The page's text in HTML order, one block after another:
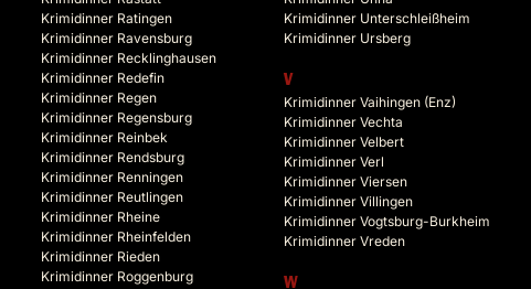
Krimidinner Ratingen
Krimidinner Ravensburg
Krimidinner Recklinghausen
Krimidinner Redefin
Krimidinner Regen
Krimidinner Regensburg
Krimidinner Reinbek
Krimidinner Rendsburg
Krimidinner Renningen
Krimidinner Reutlingen
Krimidinner Rheine
Krimidinner Rheinfelden
Krimidinner Rieden
Krimidinner Roggenburg
Krimidinner Unterschleißheim
Krimidinner Ursberg
V
Krimidinner Vaihingen (Enz)
Krimidinner Vechta
Krimidinner Velbert
Krimidinner Verl
Krimidinner Viersen
Krimidinner Villingen
Krimidinner Vogtsburg-Burkheim
Krimidinner Vreden
W